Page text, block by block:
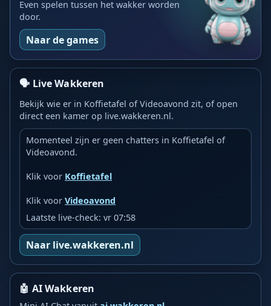
Even spelen tussen het wakker worden
door.
Naar de games
🗣️ Live Wakkeren
Bekijk wie er in Koffietafel of Videoavond zit, of open
direct een kamer op live.wakkeren.nl.
Momenteel zijn er geen chatters in Koffietafel of
Videoavond.
Klik voor Koffietafel
Klik voorVideoavond
Laatste live-check: vr 07:58
Naar live.wakkeren.nl
🤖 AI Wakkeren